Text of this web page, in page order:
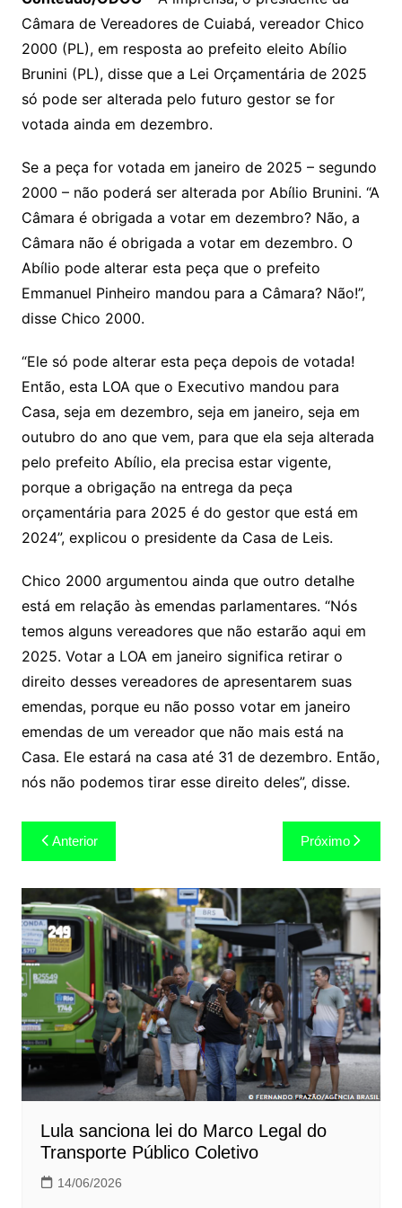
Li
n
k
A
p
p
a
m
dI
n
e
Cl
a
o
o
m
s
a
g
e
o
k.
c
o
p
e
o
o
M
ai
a
d
s
l
e
Câmara de Vereadores de Cuiabá, vereador Chico
2000 (PL), em resposta ao prefeito eleito Abílio
Brunini (PL), disse que a Lei Orçamentária de 2025
só pode ser alterada pelo futuro gestor se for
votada ainda em dezembro.
Se a peça for votada em janeiro de 2025 – segundo
2000 – não poderá ser alterada por Abílio Brunini. “A
Câmara é obrigada a votar em dezembro? Não, a
Câmara não é obrigada a votar em dezembro. O
Abílio pode alterar esta peça que o prefeito
Emmanuel Pinheiro mandou para a Câmara? Não!”,
disse Chico 2000.
“Ele só pode alterar esta peça depois de votada!
Então, esta LOA que o Executivo mandou para
Casa, seja em dezembro, seja em janeiro, seja em
outubro do ano que vem, para que ela seja alterada
pelo prefeito Abílio, ela precisa estar vigente,
porque a obrigação na entrega da peça
orçamentária para 2025 é do gestor que está em
2024”, explicou o presidente da Casa de Leis.
Chico 2000 argumentou ainda que outro detalhe
está em relação às emendas parlamentares. “Nós
temos alguns vereadores que não estarão aqui em
2025. Votar a LOA em janeiro significa retirar o
direito desses vereadores de apresentarem suas
emendas, porque eu não posso votar em janeiro
emendas de um vereador que não mais está na
Casa. Ele estará na casa até 31 de dezembro. Então,
nós não podemos tirar esse direito deles”, disse.
Navegação
de
Post
Anterior Próximo
Lula sanciona lei do Marco Legal do
Transporte Público Coletivo
14/06/2026